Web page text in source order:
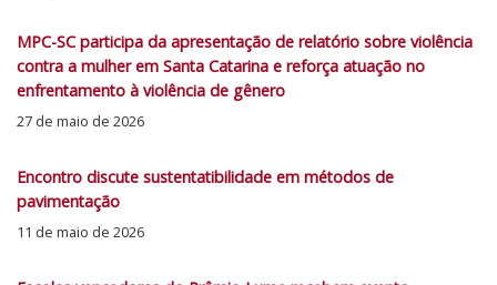
MPC-SC participa da apresentação de relatório sobre violência
contra a mulher em Santa Catarina e reforça atuação no
enfrentamento à violência de gênero
27 de maio de 2026
Encontro discute sustentatibilidade em métodos de
pavimentação
11 de maio de 2026